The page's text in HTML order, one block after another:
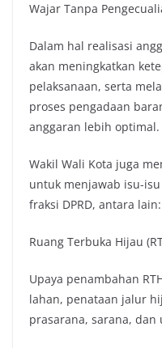
Wajar Tanpa
Dalam hal realisasi
akan meningkatkan
pelaksanaan, serta
proses pengadaan
anggaran lebih optimal.
Wakil Wali Kota juga
untuk menjawab isu-
fraksi DPRD, antara lain:
Ruang Terbuka Hijau
Upaya penambahan
lahan, penataan jalur
prasarana, sarana, dan